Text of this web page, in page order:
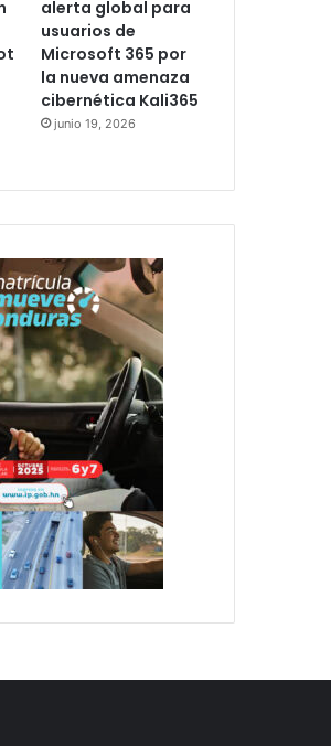
alerta global para
usuarios de
Microsoft 365 por
la nueva amenaza
cibernética Kali365
junio 19, 2026